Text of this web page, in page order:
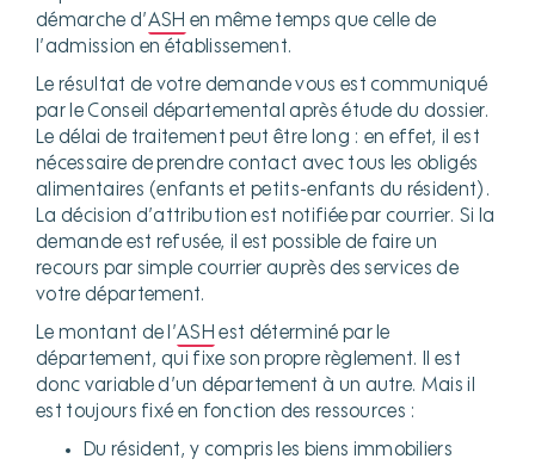
démarche d’ASH en même temps que celle de
l’admission en établissement.
Le résultat de votre demande vous est communiqué
par le Conseil départemental après étude du dossier.
Le délai de traitement peut être long : en effet, il est
nécessaire de prendre contact avec tous les obligés
alimentaires (enfants et petits-enfants du résident).
La décision d’attribution est notifiée par courrier. Si la
demande est refusée, il est possible de faire un
recours par simple courrier auprès des services de
votre département.
Le montant de l’ASH est déterminé par le
département, qui fixe son propre règlement. Il est
donc variable d’un département à un autre. Mais il
est toujours fixé en fonction des ressources :
Du résident, y compris les biens immobiliers